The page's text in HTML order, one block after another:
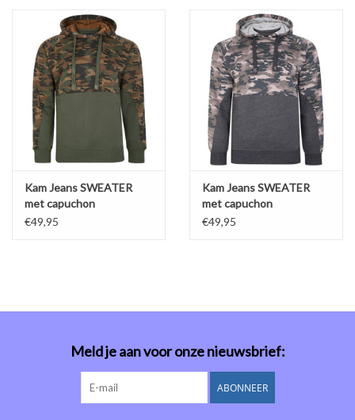
Kam Jeans SWEATER
met capuchon
'Camouflage' - khaki
€49,95
Kam Jeans SWEATER
met capuchon
'Camouflage' - antraciet
€49,95
Meld je aan voor onze nieuwsbrief:
ABONNEER